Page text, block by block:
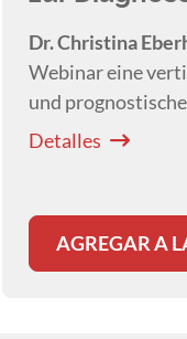
Dr. Christina
Webinar eine
und
Zufallsbefundes
Detalles
AGREGAR A